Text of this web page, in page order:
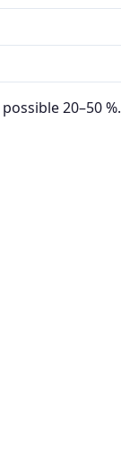
20–50 %.